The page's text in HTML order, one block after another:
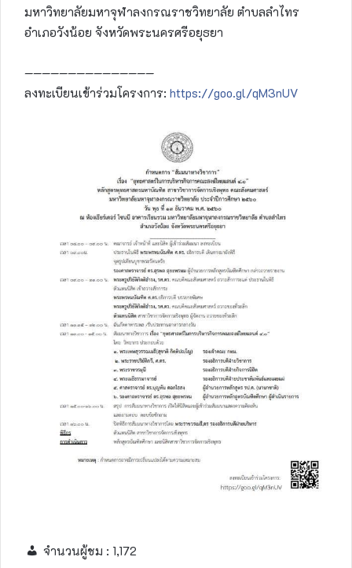
มหาวิทยาลัยมหาจุฬาลงกรณราชวิทยาลัย ตำบลลำไทร
อำเภอวังน้อย จังหวัดพระนครศรีอยุธยา
———————————————
ลงทะเบียนเข้าร่วมโครงการ: https://goo.gl/qM3nUV
จำนวนผู้ชม : 1,172